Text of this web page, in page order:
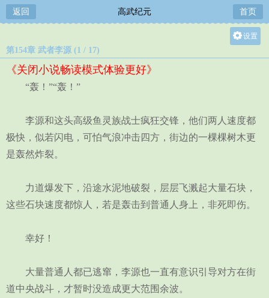
返回 高武纪元 首页
设置
第154章 武者李源 (1 / 17)
《关闭小说畅读模式体验更好》
“轰！”“轰！”
李源和这头高级鱼灵族战士疯狂交锋，他们两人速度都
极快，似若闪电，可怕气浪冲击四方，街边的一棵棵树木更
是轰然炸裂。
力道爆发下，沿途水泥地破裂，层层飞溅起大量石块，
这些石块速度都惊人，若是轰击到普通人身上，非死即伤。
幸好！
大量普通人都已逃窜，李源也一直有意识引导对方在街
道中央战斗，才暂时没造成更大范围余波。